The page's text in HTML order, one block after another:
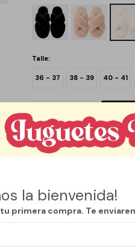
la bienvenida!
primera compra. Te
Talle:
36 - 37 38 - 39 40 - 41
Métodos y costos de